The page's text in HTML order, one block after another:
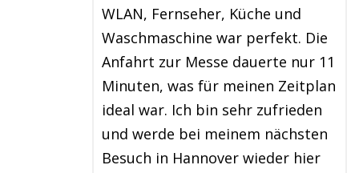
WLAN, Fernseher, Küche und
Waschmaschine war perfekt. Die
Anfahrt zur Messe dauerte nur 11
Minuten, was für meinen Zeitplan
ideal war. Ich bin sehr zufrieden
und werde bei meinem nächsten
Besuch in Hannover wieder hier